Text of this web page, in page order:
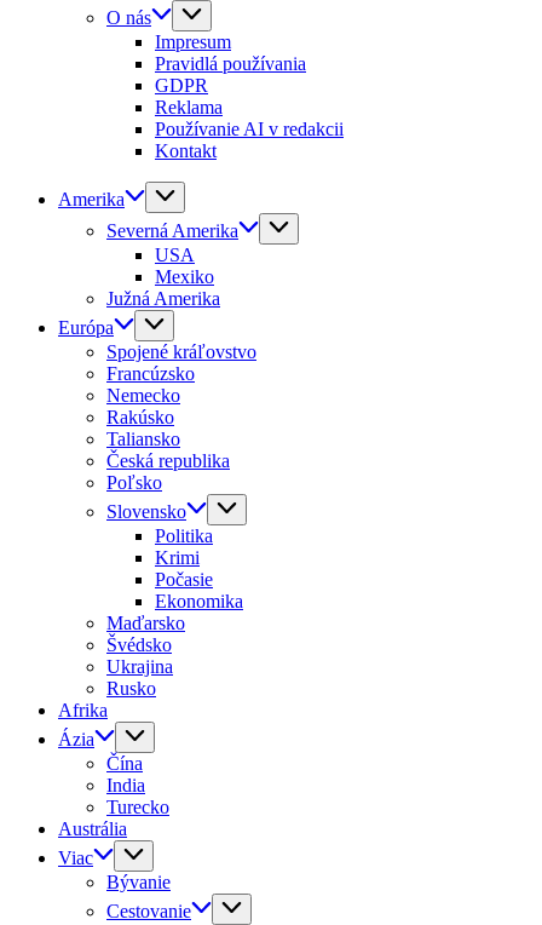
O nás
Impresum
Pravidlá používania
GDPR
Reklama
Používanie AI v redakcii
Kontakt
Amerika
Severná Amerika
USA
Mexiko
Južná Amerika
Európa
Spojené kráľovstvo
Francúzsko
Nemecko
Rakúsko
Taliansko
Česká republika
Poľsko
Slovensko
Politika
Krimi
Počasie
Ekonomika
Maďarsko
Švédsko
Ukrajina
Rusko
Afrika
Ázia
Čína
India
Turecko
Austrália
Viac
Bývanie
Cestovanie